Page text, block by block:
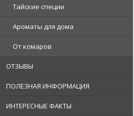
Тайские специи
Ароматы для дома
От комаров
ОТЗЫВЫ
ПОЛЕЗНАЯ ИНФОРМАЦИЯ
ИНТЕРЕСНЫЕ ФАКТЫ